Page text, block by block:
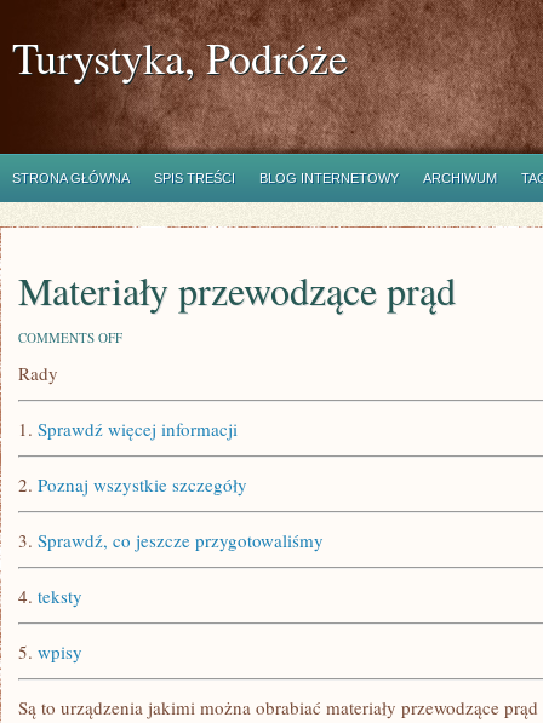
Turystyka, Podróże
STRONA GŁÓWNA SPIS TREŚCI BLOG INTERNETOWY ARCHIWUM
Materiały przewodzące prąd
COMMENTS OFFON
Rady
1. Sprawdź więcej informacji
2. Poznaj wszystkie szczegóły
3. Sprawdź, co jeszcze przygotowaliśmy
4. teksty
5. wpisy
Są to urządzenia jakimi można obrabiać materiały przewodzące